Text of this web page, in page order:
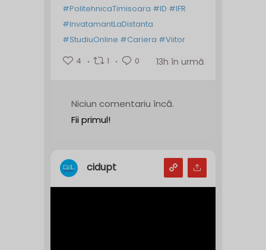
#PolitehnicaTimisoara #ID #IFR
#InvatamantLaDistanta
#StudiuOnline #Cariera #Viitor
4
1 0 13h în urmă
Niciun comentariu încă.
Fii primul!
cidupt